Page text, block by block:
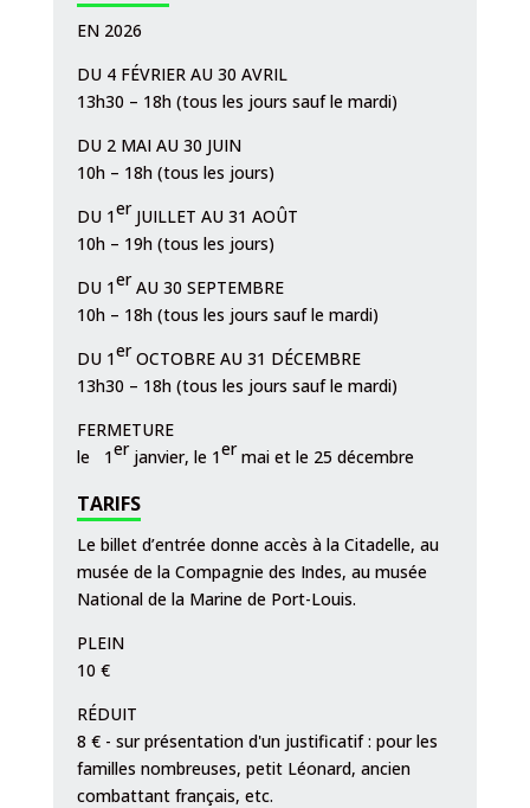
EN 2026
DU 4 FÉVRIER AU 30 AVRIL
13h30 – 18h (tous les jours sauf le mardi)
DU 2 MAI AU 30 JUIN
10h – 18h (tous les jours)
DU 1er JUILLET AU 31 AOÛT
10h – 19h (tous les jours)
DU 1er AU 30 SEPTEMBRE
10h – 18h (tous les jours sauf le mardi)
DU 1er OCTOBRE AU 31 DÉCEMBRE
13h30 – 18h (tous les jours sauf le mardi)
FERMETURE
le 1er janvier, le 1er mai et le 25 décembre
TARIFS
Le billet d’entrée donne accès à la Citadelle, au
musée de la Compagnie des Indes, au musée
National de la Marine de Port-Louis.
PLEIN
10 €
RÉDUIT
8 € - sur présentation d'un justificatif : pour les
familles nombreuses, petit Léonard, ancien
combattant français, etc.